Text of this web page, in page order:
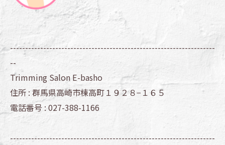
--------------------------------------------------------------------
--
Trimming Salon E-basho
住所 : 群馬県高崎市棟高町１９２８−１６５
電話番号 : 027-388-1166
--------------------------------------------------------------------